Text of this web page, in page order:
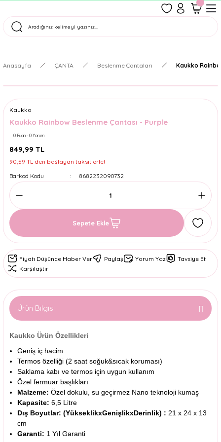
Tüm Siparişler Aynı Gün Kargoda!
Anasayfa ÇANTA Beslenme Çantaları Kaukko
Kaukko
Kaukko Rainbow Beslenme Çantası - Purple
0 Puan - 0 Yorum
849,99 TL
90,59 TL den başlayan taksitlerle!
Barkod Kodu
8682232090732
Sepete Ekle
Fiyatı Düşünce Haber Ver Paylaş Yorum Yaz
Tavsiye Et
Karşılaştır
Ürün Bilgisi
Kaukko Ürün Özellikleri
Geniş iç hacim
Termos özelliği (2 saat soğuk&sıcak koruması)
Saklama kabı ve termos için uygun kullanım
Özel fermuar başlıkları
Malzeme: Özel dokulu, su geçirmez Nano teknoloji kumaş
Kapasite: 6,5 Litre
Dış Boyutlar: (YükseklikxGenişlikxDerinlik) : 21 x 24 x 13
cm
Garanti: 1 Yıl Garanti